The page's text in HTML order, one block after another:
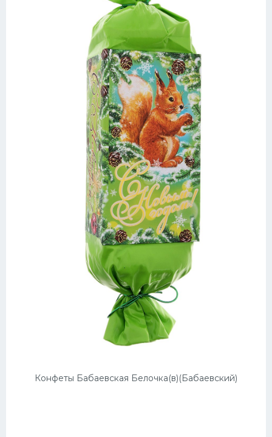
Конфеты Бабаевская Белочка(в)(Бабаевский)